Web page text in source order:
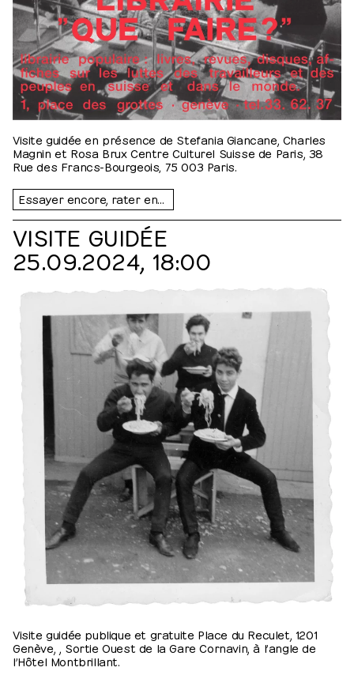
Visite guidée en présence de Stefania Giancane, Charles
Magnin et Rosa Brux Centre Culturel Suisse de Paris, 38
Rue des Francs-Bourgeois, 75 003 Paris.
VISITE GUIDÉE
25.09.2024, 18:00
Visite guidée publique et gratuite Place du Reculet, 1201
Genève, , Sortie Ouest de la Gare Cornavin, à l’angle de
l’Hôtel Montbrillant.